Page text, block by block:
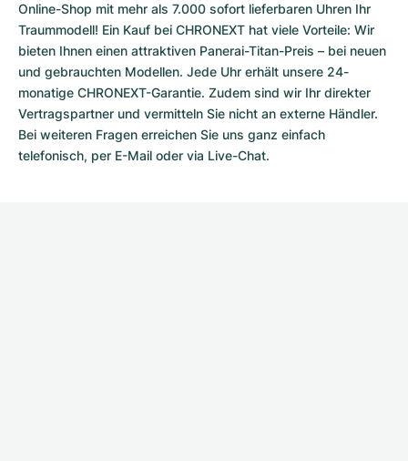
Online-Shop mit mehr als 7.000 sofort lieferbaren Uhren Ihr
Traummodell! Ein Kauf bei CHRONEXT hat viele Vorteile: Wir
bieten Ihnen einen attraktiven Panerai-Titan-Preis – bei neuen
und gebrauchten Modellen. Jede Uhr erhält unsere 24-
monatige CHRONEXT-Garantie. Zudem sind wir Ihr direkter
Vertragspartner und vermitteln Sie nicht an externe Händler.
Bei weiteren Fragen erreichen Sie uns ganz einfach
telefonisch, per E-Mail oder via Live-Chat.